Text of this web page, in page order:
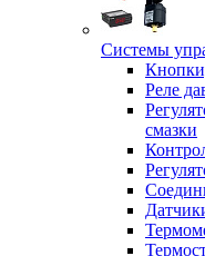
Системы
Реле
смазки